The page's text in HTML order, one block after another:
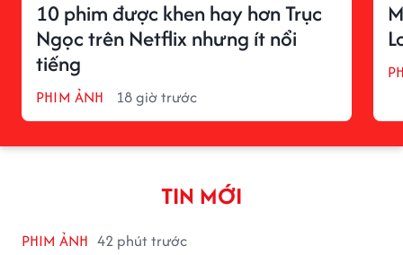
10 phim được khen hay hơn Trục
Ngọc trên Netflix nhưng ít nổi
tiếng
PHIM ẢNH 18 giờ trước
TIN MỚI
PHIM ẢNH 42 phút trước